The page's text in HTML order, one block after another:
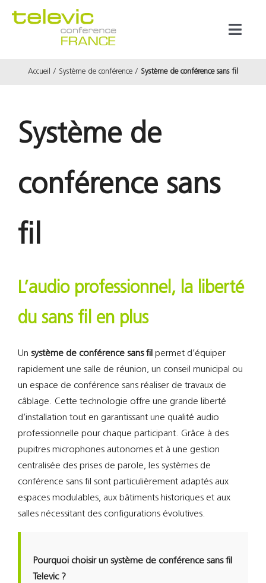
Produits
Accueil Système de conférence Système de conférence sans fil
Système de
conférence sans
fil
L’audio professionnel, la liberté
du sans fil en plus
Un système de conférence sans fil permet d’équiper
rapidement une salle de réunion, un conseil municipal ou
un espace de conférence sans réaliser de travaux de
câblage. Cette technologie offre une grande liberté
d’installation tout en garantissant une qualité audio
professionnelle pour chaque participant. Grâce à des
pupitres microphones autonomes et à une gestion
centralisée des prises de parole, les systèmes de
conférence sans fil sont particulièrement adaptés aux
espaces modulables, aux bâtiments historiques et aux
salles nécessitant des configurations évolutives.
Pourquoi choisir un système de conférence sans fil
Televic ?